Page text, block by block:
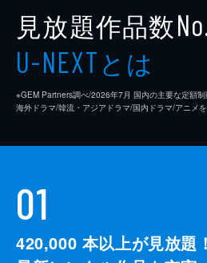
見放題作品数
U-NEXTとは
※GEM Partners調べ/2026年7⽉ 国内の主要な定額
海外ドラマ/韓流・アジアドラマ/国内ドラマ/アニメ
01
420,000 本以上が見放題！